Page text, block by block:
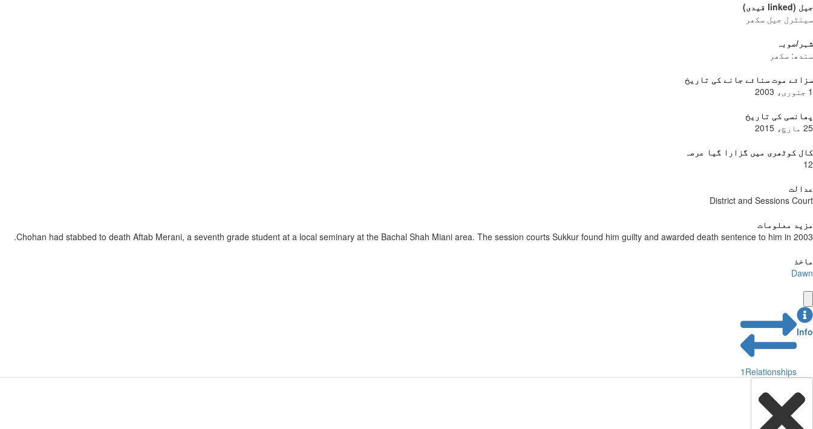
جیل (
linked قیدی)
سینٹرل جیل سکھر
شہر/صوبہ
سندھ: سکھر
سزائے موت سنائے جانے کی تاریخ
1 جنوری، 2003
پھانسی کی تاریخ
25 مارچ، 2015
کال کوٹھری میں گزارا گیا عرصہ
12
عدالت
District and Sessions Court
مزید معلومات
Chohan had stabbed to death Aftab Merani, a seventh grade student at a local seminary at the Bachal Shah Miani area. The session courts Sukkur found him guilty and awarded death sentence to him in 2003.
ماخذ
Dawn
Info
1 Relationships